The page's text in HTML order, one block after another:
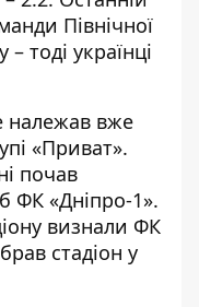
Північної
тоді українці
належав вже
«Приват».
почав
ФК «Дніпро-1».
визнали ФК
стадіон у